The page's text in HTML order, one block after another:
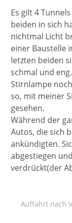
Es gilt 4
beiden in sich
nichtmal Licht
einer Baustelle
letzten beiden
schmal und
Stirnlampe
so, mit meiner
gesehen.
Während der
Autos, die sich
ankündigten.
abgestiegen
verdrückt(der
Auffahrt nach